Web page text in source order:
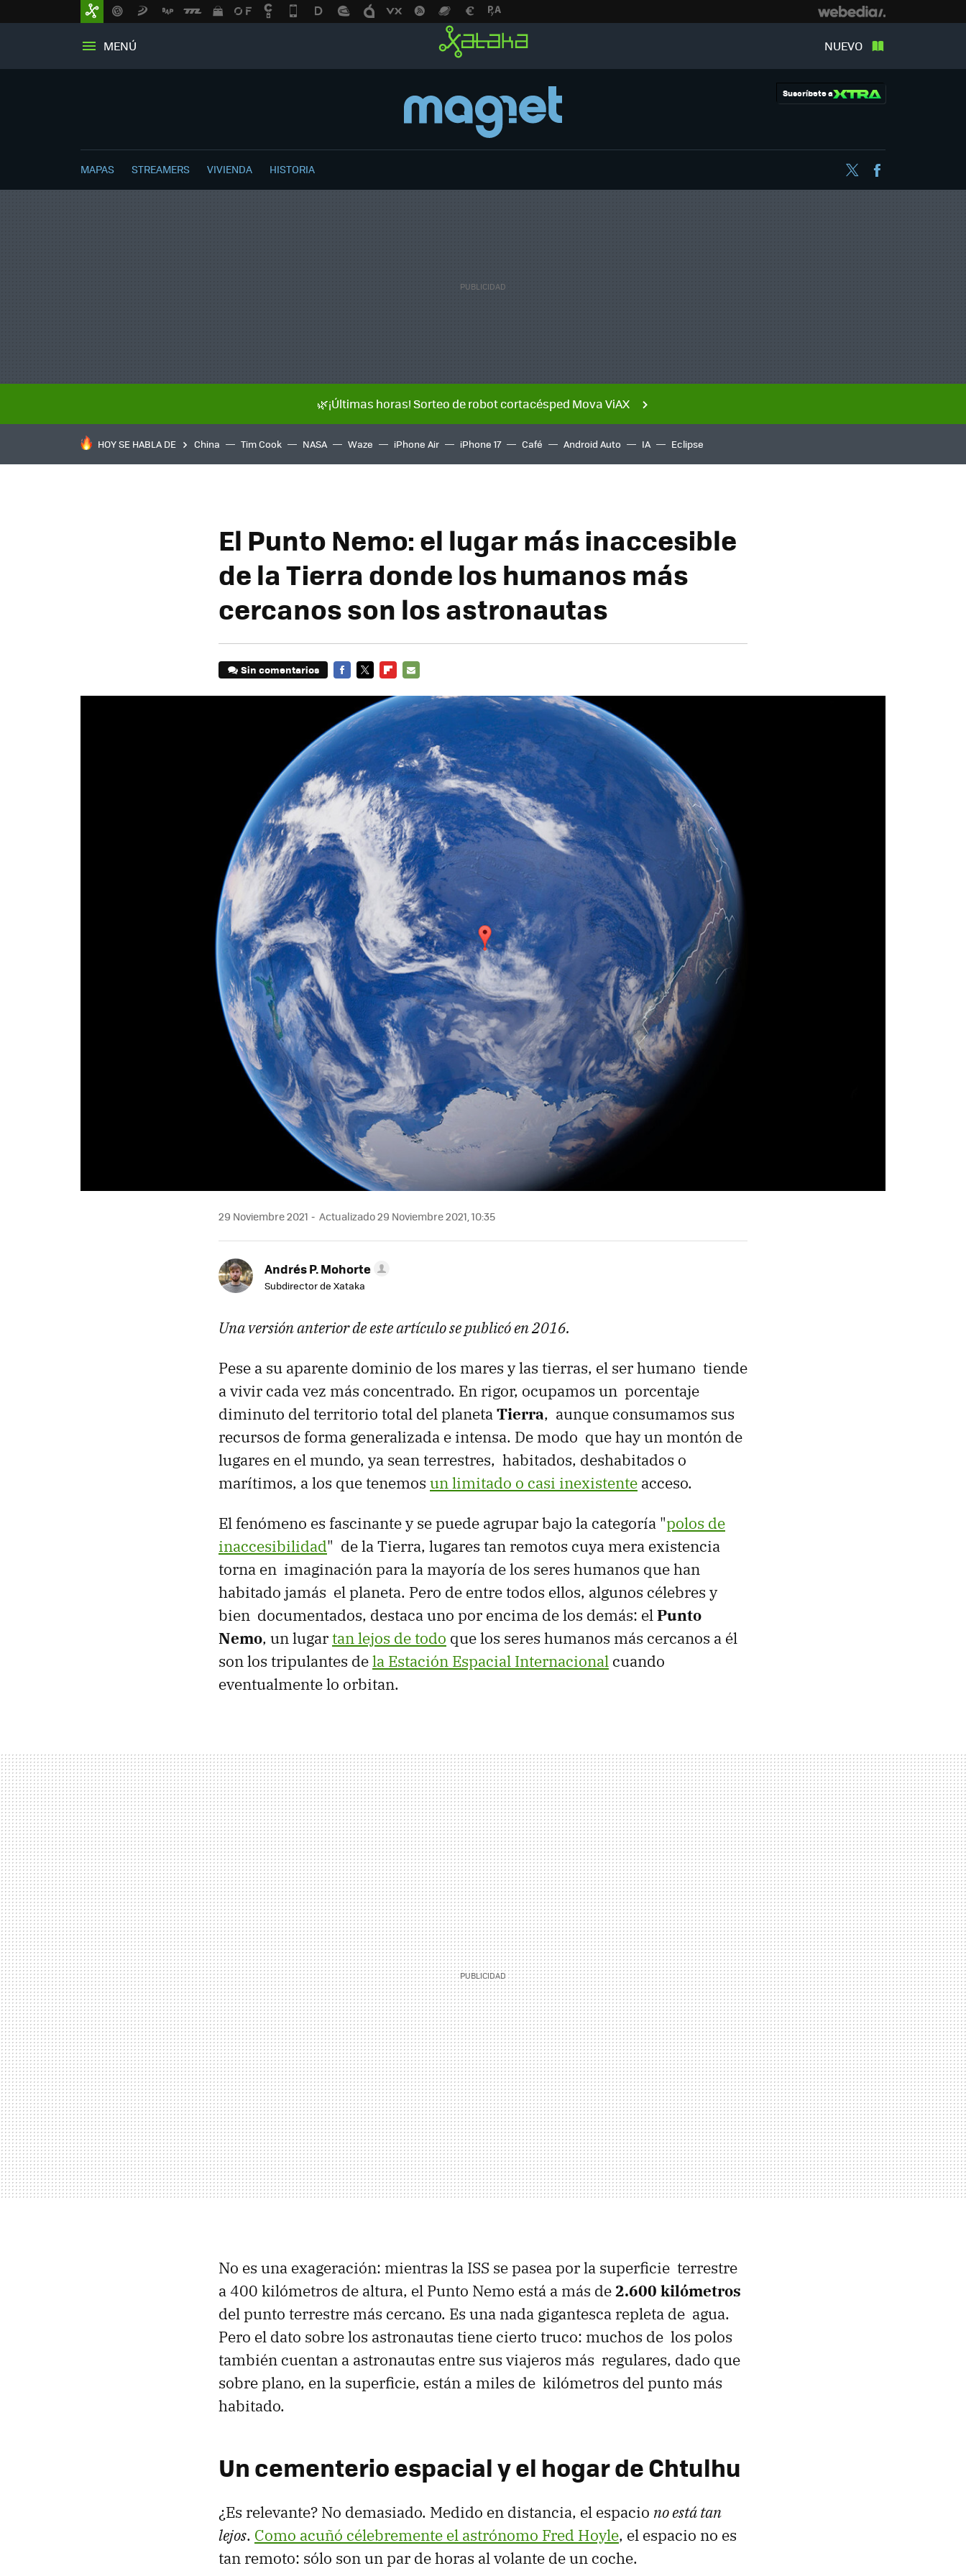
MENÚ NUEVO
Suscríbete a
MAPAS STREAMERS VIVIENDA HISTORIA Twitter
🌿¡Últimas horas! Sorteo de robot cortacésped Mova ViAX
HOY SE HABLA DE China Tim Cook NASA Waze iPhone Air iPhone 17 Café Android Auto IA Eclipse
El Punto Nemo: el lugar más inaccesible
de la Tierra donde los humanos más
cercanos son los astronautas
Sin comentarios
MAIL
29 Noviembre 2021 Actualizado 29 Noviembre 2021, 10:35
Andrés P. Mohorte
Subdirector de Xataka
Una versión anterior de este artículo se publicó en 2016.
Pese a su aparente dominio de los mares y las tierras, el ser humano tiende
a vivir cada vez más concentrado. En rigor, ocupamos un porcentaje
diminuto del territorio total del planetaTierra, aunque consumamos sus
recursos de forma generalizada e intensa. De modo que hay un montón de
lugares en el mundo, ya sean terrestres, habitados, deshabitados o
marítimos, a los que tenemos un limitado o casi inexistente acceso.
El fenómeno es fascinante y se puede agrupar bajo la categoría "polos de
inaccesibilidad" de la Tierra, lugares tan remotos cuya mera existencia
torna en imaginación para la mayoría de los seres humanos que han
habitado jamás el planeta. Pero de entre todos ellos, algunos célebres y
bien documentados, destaca uno por encima de los demás: elPunto
Nemo, un lugartan lejos de todo que los seres humanos más cercanos a él
son los tripulantes dela Estación Espacial Internacional cuando
eventualmente lo orbitan.
No es una exageración: mientras la ISS se pasea por la superficie terrestre
a 400 kilómetros de altura, el Punto Nemo está a más de2.600 kilómetros
del punto terrestre más cercano. Es una nada gigantesca repleta de agua.
Pero el dato sobre los astronautas tiene cierto truco: muchos de los polos
también cuentan a astronautas entre sus viajeros más regulares, dado que
sobre plano, en la superficie, están a miles de kilómetros del punto más
habitado.
Un cementerio espacial y el hogar de Chtulhu
¿Es relevante? No demasiado. Medido en distancia, el espacio no está tan
lejos. Como acuñó célebremente el astrónomo Fred Hoyle, el espacio no es
tan remoto: sólo son un par de horas al volante de un coche.